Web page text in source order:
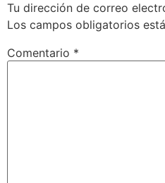
Tu dirección de correo
Los campos obligatorios
Comentario *